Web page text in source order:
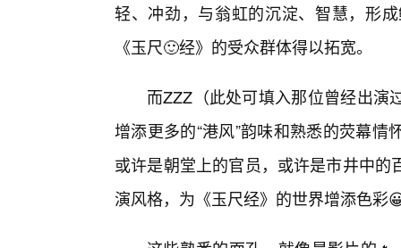
轻、冲劲，与翁虹的沉淀、智慧，形
《玉尺🙂经》的受众群体得以拓宽。
而ZZZ（此处可填入那位曾经出演
增添更多的“港风”韵味和熟悉的荧幕
或许是朝堂上的官员，或许是市井中
演风格，为《玉尺经》的世界增添色彩